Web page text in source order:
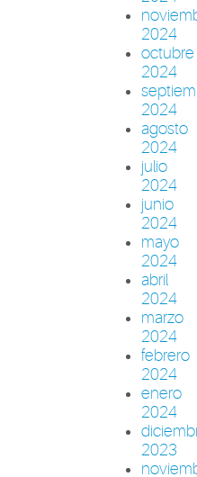
2024
octubre
2024
2024
agosto
2024
julio
2024
junio
2024
mayo
2024
abril
2024
marzo
2024
febrero
2024
enero
2024
2023